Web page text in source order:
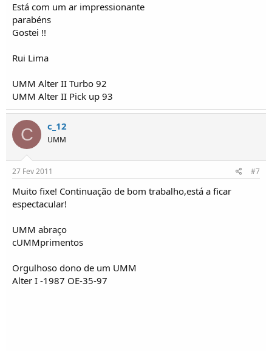
Está com um ar impressionante
parabéns
Gostei !!
Rui Lima
UMM Alter II Turbo 92
UMM Alter II Pick up 93
C c_12
UMM
27 Fev 2011 #7
Muito fixe! Continuação de bom trabalho,está a ficar
espectacular!
UMM abraço
cUMMprimentos
Orgulhoso dono de um UMM
Alter I -1987 OE-35-97